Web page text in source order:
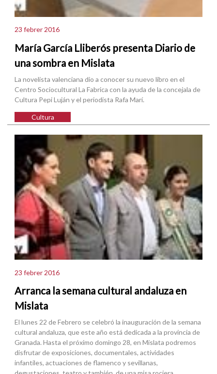
23 febrer 2016
María García Lliberós presenta Diario de
una sombra en Mislata
La novelista valenciana dio a conocer su nuevo libro en el
Centro Sociocultural La Fabrica con la ayuda de la concejala de
Cultura Pepi Luján y el periodista Rafa Marí.
Cultura
23 febrer 2016
Arranca la semana cultural andaluza en
Mislata
El lunes 22 de Febrero se celebró la inauguración de la semana
cultural andaluza, que este año está dedicada a la provincia de
Granada. Hasta el próximo domingo 28, en Mislata podremos
disfrutar de exposiciones, documentales, actividades
infantiles, actuaciones de flamenco y sevillanas,